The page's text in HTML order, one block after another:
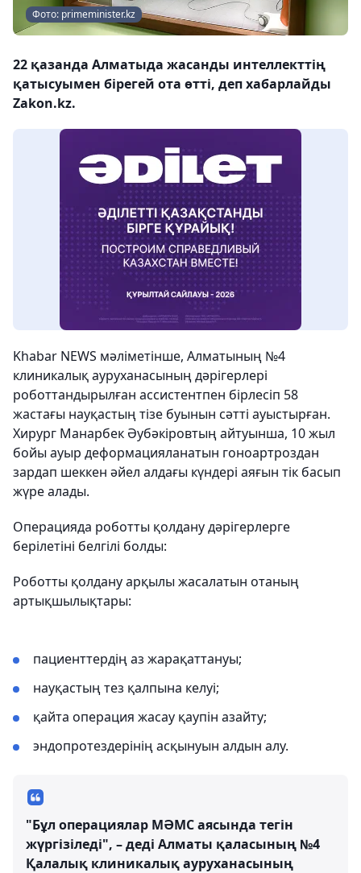
Фото: primeminister.kz
22 қазанда Алматыда жасанды интеллекттің
қатысуымен бірегей ота өтті, деп хабарлайды
Zakon.kz.
Khabar NEWS мәліметінше, Алматының №4
клиникалық ауруханасының дәрігерлері
роботтандырылған ассистентпен бірлесіп 58
жастағы науқастың тізе буынын сәтті ауыстырған.
Хирург Манарбек Әубәкіровтың айтуынша, 10 жыл
бойы ауыр деформацияланатын гоноартроздан
зардап шеккен әйел алдағы күндері аяғын тік басып
жүре алады.
Операцияда роботты қолдану дәрігерлерге
берілетіні белгілі болды:
Роботты қолдану арқылы жасалатын отаның
артықшылықтары:
пациенттердің аз жарақаттануы;
науқастың тез қалпына келуі;
қайта операция жасау қаупін азайту;
эндопротездерінің асқынуын алдын алу.
"Бұл операциялар МӘМС аясында тегін
жүргізіледі", – деді Алматы қаласының №4
Қалалық клиникалық ауруханасының